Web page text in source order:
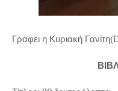
Γράφει η Κυριακή